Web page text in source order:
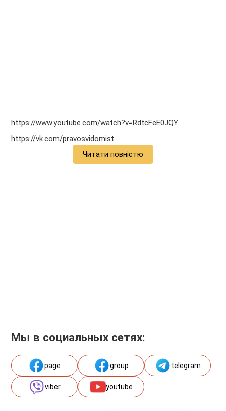
https://www.youtube.com/watch?v=RdtcFeE0JQY
https://vk.com/pravosvidomist
Читати повністю
Мы в социальных сетях:
page group telegram
viber youtube